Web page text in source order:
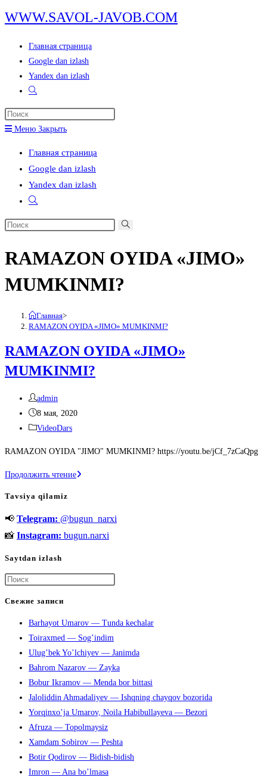
Перейти
к
содержимому
WWW.SAVOL-JAVOB.COM
Главная страница
Google dan izlash
Yandex dan izlash
Переключить
по
веб-
сайту
Меню Закрыть
Главная страница
Google dan izlash
Yandex dan izlash
Переключить
по
сайту
Поиск
сайте
RAMAZON OYIDA «JIMO»
MUMKINMI?
Главная>
RAMAZON OYIDA «JIMO» MUMKINMI?
RAMAZON OYIDA «JIMO»
MUMKINMI?
Автор
записи:
admin
Запись
опубликована:
8 мая, 2020
Рубрика
VideoDars
RAMAZON OYIDA "JIMO" MUMKINMI? https://youtu.be/jCf_7zCaQpg
Продолжить чтениеRAMAZON
MUMKINMI?
Tavsiya qilamiz
📢 Telegram: @bugun_narxi
📸 Instagram: bugun.narxi
Saytdan izlash
чтобы
панель
поиска.
Свежие записи
Barhayot Umarov — Tunda kechalar
Toiraxmed — Sog’indim
Ulug’bek Yo’lchiyev — Janimda
Bahrom Nazarov — Zayka
Bobur Ikramov — Menda bor bittasi
Jaloliddin Ahmadaliyev — Ishqning chayqov bozorida
Yorqinxo’ja Umarov, Noila Habibullayeva — Bezori
Afruza — Topolmaysiz
Xamdam Sobirov — Peshta
Botir Qodirov — Bidish-bidish
Imron — Ana bo’lmasa